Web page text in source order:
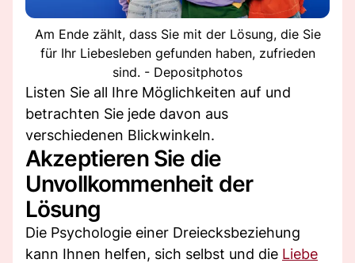
Am Ende zählt, dass Sie mit der Lösung, die Sie
für Ihr Liebesleben gefunden haben, zufrieden
sind. - Depositphotos
Listen Sie all Ihre Möglichkeiten auf und
betrachten Sie jede davon aus
verschiedenen Blickwinkeln.
Akzeptieren Sie die
Unvollkommenheit der
Lösung
Die Psychologie einer Dreiecksbeziehung
kann Ihnen helfen, sich selbst und die Liebe